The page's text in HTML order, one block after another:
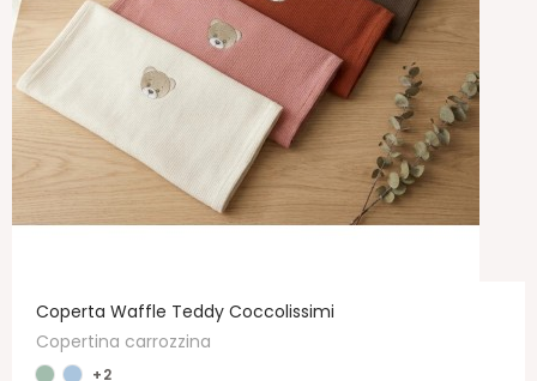
Coperta Waffle Teddy Coccolissimi
Copertina carrozzina
+2